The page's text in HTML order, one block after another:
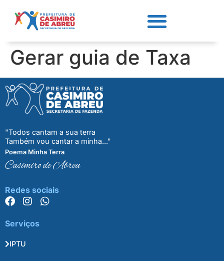
Gerar guia de Taxa
"Todos cantam a sua terra
Também vou cantar a minha..."
Poema Minha Terra
Casimiro de Abreu
Redes sociais
Serviços
IPTU